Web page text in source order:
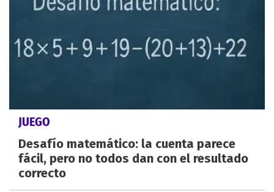
JUEGO
Desafío matemático: la cuenta parece
fácil, pero no todos dan con el resultado
correcto